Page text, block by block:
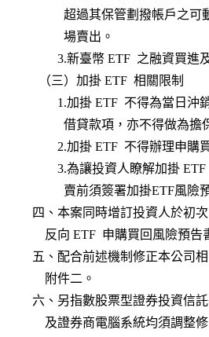
超過其保管
                    場賣出。
3.新臺幣 ETF
            （三）加掛 ETF  相關限制
1.加掛 ETF
借貸款項，亦不
2.加掛 ETF  不得辦理申
3.為讓投資人
賣前須簽署加掛ETF
四、本案同時增訂投資
反向 ETF  申購買回風險預
五、配合前述機制修正
              附件二。
六、另指數股票型證券
及證券商電腦系統均